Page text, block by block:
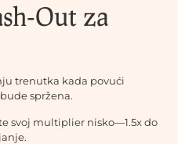
za
trenutka kada povući
spržena.
svoj multiplier nisko—1.5x do